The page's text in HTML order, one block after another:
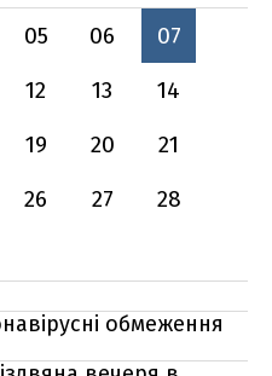
05 06
07
12 13
14
19 20
21
26 27
28
обмеження